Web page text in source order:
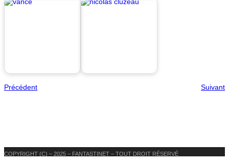
Précédent Suivant
COPYRIGHT (C) – 2025 – FANTASTINET – TOUT DROIT RÉSERVÉ